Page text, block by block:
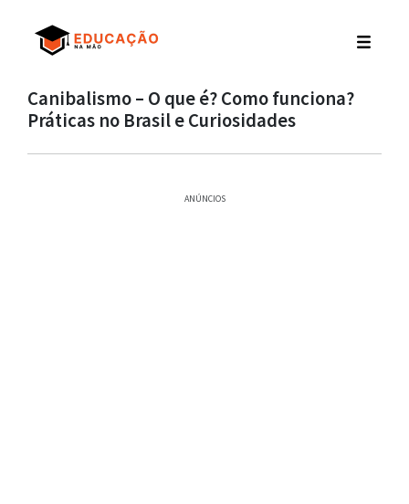
Canibalismo – O que é? Como funciona?
Práticas no Brasil e Curiosidades
ANÚNCIOS